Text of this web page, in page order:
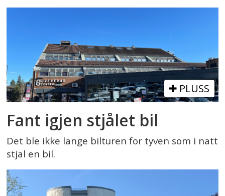
PLUSS
Fant igjen stjålet bil
Det ble ikke lange bilturen for tyven som i natt
stjal en bil.